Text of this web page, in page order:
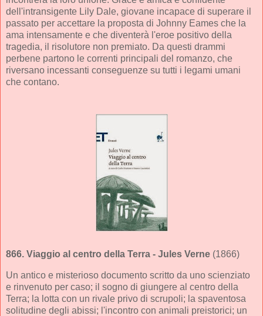
dell'intransigente Lily Dale, giovane incapace di superare il
passato per accettare la proposta di Johnny Eames che la
ama intensamente e che diventerà l'eroe positivo della
tragedia, il risolutore non premiato. Da questi drammi
perbene partono le correnti principali del romanzo, che
riversano incessanti conseguenze su tutti i legami umani
che contano.
866. Viaggio al centro della Terra - Jules Verne (1866)
Un antico e misterioso documento scritto da uno scienziato
e rinvenuto per caso; il sogno di giungere al centro della
Terra; la lotta con un rivale privo di scrupoli; la spaventosa
solitudine degli abissi; l'incontro con animali preistorici; un